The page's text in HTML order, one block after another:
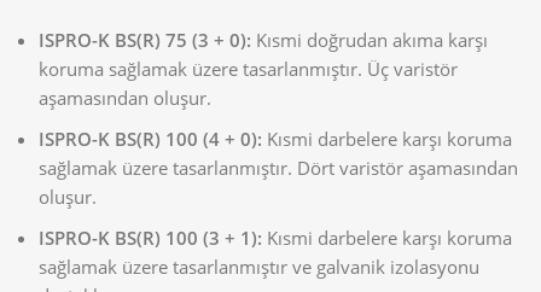
ISPRO-K BS(R) 75 (3 + 0): Kısmi doğrudan akıma karşı
koruma sağlamak üzere tasarlanmıştır. Üç varistör
aşamasından oluşur.
ISPRO-K BS(R) 100 (4 + 0): Kısmi darbelere karşı koruma
sağlamak üzere tasarlanmıştır. Dört varistör aşamasından
oluşur.
ISPRO-K BS(R) 100 (3 + 1): Kısmi darbelere karşı koruma
sağlamak üzere tasarlanmıştır ve galvanik izolasyonu